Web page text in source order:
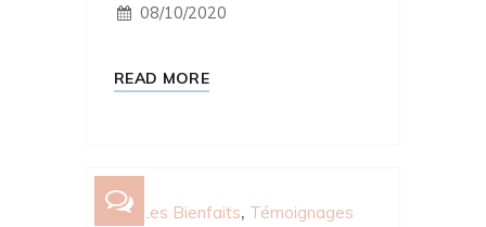
08/10/2020
READ MORE
Les Bienfaits Témoignages